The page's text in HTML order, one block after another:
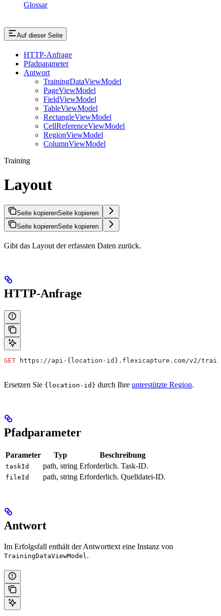
Glossar
Auf dieser Seite
HTTP-Anfrage
Pfadparameter
Antwort
TrainingDataViewModel
PageViewModel
FieldViewModel
TableViewModel
RectangleViewModel
CellReferenceViewModel
RegionViewModel
ColumnViewModel
Training
Layout
Seite kopierenSeite kopieren
Seite kopierenSeite kopieren
Gibt das Layout der erfassten Daten zurück.
HTTP-Anfrage
GET https://api-{location-id}.flexicapture.com/v2/
Ersetzen Sie {location-id} durch Ihre unterstützte Region.
Pfadparameter
Parameter Typ Beschreibung
taskId path, string Erforderlich. Task-ID.
fileId path, string Erforderlich. Quelldatei-ID.
Antwort
Im Erfolgsfall enthält der Antworttext eine Instanz von
TrainingDataViewModel.